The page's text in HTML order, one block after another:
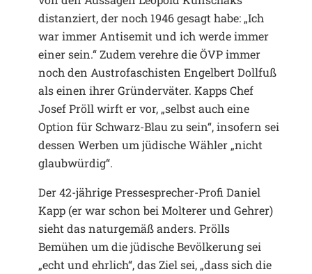
distanziert, der noch 1946 gesagt habe: „Ich
war immer Antisemit und ich werde immer
einer sein.“ Zudem verehre die ÖVP immer
noch den Austrofaschisten Engelbert Dollfuß
als einen ihrer Gründerväter. Kapps Chef
Josef Pröll wirft er vor, „selbst auch eine
Option für Schwarz-Blau zu sein“, insofern sei
dessen Werben um jüdische Wähler „nicht
glaubwürdig“.
Der 42-jährige Pressesprecher-Profi Daniel
Kapp (er war schon bei Molterer und Gehrer)
sieht das naturgemäß anders. Prölls
Bemühen um die jüdische Bevölkerung sei
„echt und ehrlich“, das Ziel sei, „dass sich die